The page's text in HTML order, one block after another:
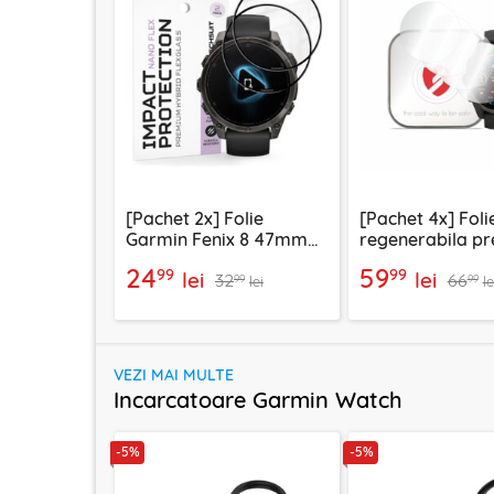
[Pachet 2x] Folie
Garmin Fenix 8 47mm
negru
2499 lei 3299 lei
[Pachet 4x]
regenerabila
Smart
5999 lei 6699
VEZI MAI MULTE
Incarcatoare Garmin Watch
-5% -5%